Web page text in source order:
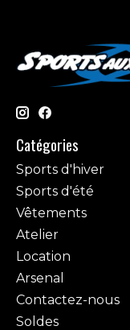
Catégories
Sports d'hiver
Sports d'été
Vêtements
Atelier
Location
Arsenal
Contactez-nous
Soldes